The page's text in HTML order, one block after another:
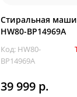
Стиральная
HW80-BP14969A
Код: HW80-
BP14969A
39 999 р.